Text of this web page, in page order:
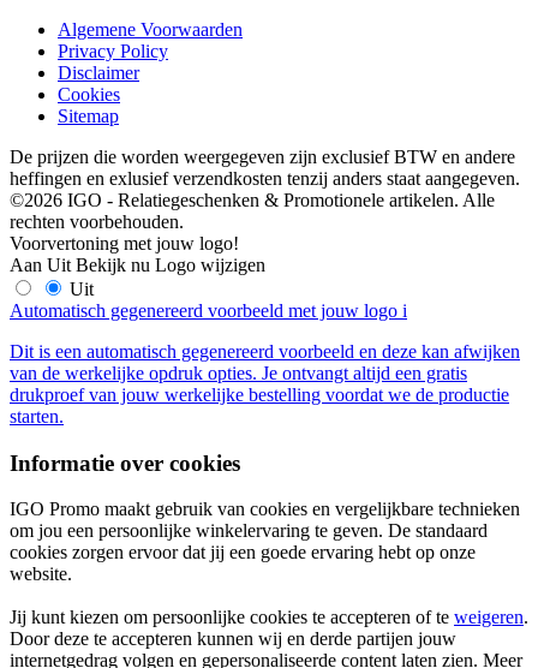
Algemene Voorwaarden
Privacy Policy
Disclaimer
Cookies
Sitemap
De prijzen die worden weergegeven zijn exclusief BTW en andere
heffingen en exlusief verzendkosten tenzij anders staat aangegeven.
©2026 IGO - Relatiegeschenken & Promotionele artikelen. Alle
rechten voorbehouden.
Voorvertoning met jouw logo!
Aan Uit Bekijk nu Logo wijzigen
Uit
Automatisch gegenereerd voorbeeld met jouw logo i
Dit is een automatisch gegenereerd voorbeeld en deze kan afwijken
van de werkelijke opdruk opties. Je ontvangt altijd een gratis
drukproef van jouw werkelijke bestelling voordat we de productie
starten.
Informatie over cookies
IGO Promo maakt gebruik van cookies en vergelijkbare technieken
om jou een persoonlijke winkelervaring te geven. De standaard
cookies zorgen ervoor dat jij een goede ervaring hebt op onze
website.
Jij kunt kiezen om persoonlijke cookies te accepteren of te weigeren.
Door deze te accepteren kunnen wij en derde partijen jouw
internetgedrag volgen en gepersonaliseerde content laten zien. Meer